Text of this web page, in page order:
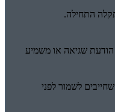
התחילה.
הודעת שגיאה או משמיע
לשמור לפני